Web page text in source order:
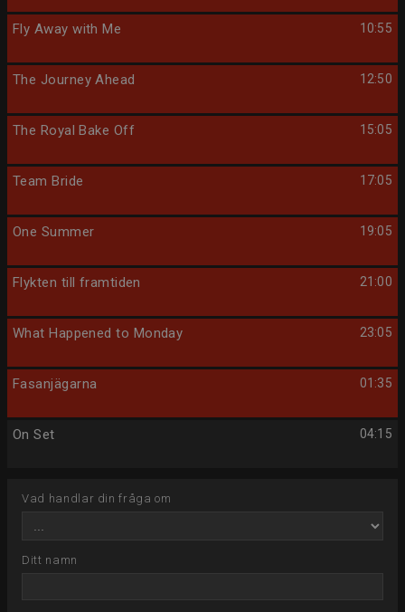
10:55
Fly Away with Me
12:50
The Journey Ahead
15:05
The Royal Bake Off
17:05
Team Bride
19:05
One Summer
21:00
Flykten till framtiden
23:05
What Happened to Monday
01:35
Fasanjägarna
04:15
On Set
Vad handlar din fråga om
Ditt namn